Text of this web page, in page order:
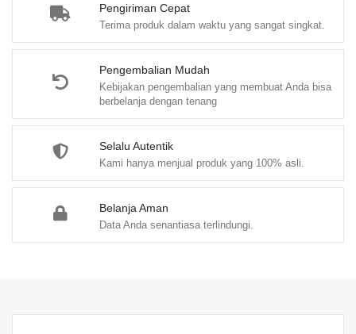
Pengiriman Cepat
Terima produk dalam waktu yang sangat singkat.
Pengembalian Mudah
Kebijakan pengembalian yang membuat Anda bisa
berbelanja dengan tenang
Selalu Autentik
Kami hanya menjual produk yang 100% asli.
Belanja Aman
Data Anda senantiasa terlindungi.
Tubuh